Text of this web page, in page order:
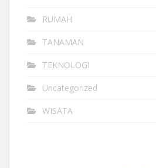
RUMAH
TANAMAN
TEKNOLOGI
Uncategorized
WISATA